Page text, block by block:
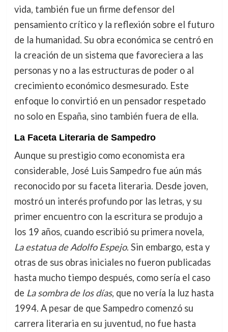
vida, también fue un firme defensor del
pensamiento crítico y la reflexión sobre el futuro
de la humanidad. Su obra económica se centró en
la creación de un sistema que favoreciera a las
personas y no a las estructuras de poder o al
crecimiento económico desmesurado. Este
enfoque lo convirtió en un pensador respetado
no solo en España, sino también fuera de ella.
La Faceta Literaria de Sampedro
Aunque su prestigio como economista era
considerable, José Luis Sampedro fue aún más
reconocido por su faceta literaria. Desde joven,
mostró un interés profundo por las letras, y su
primer encuentro con la escritura se produjo a
los 19 años, cuando escribió su primera novela,
La estatua de Adolfo Espejo. Sin embargo, esta y
otras de sus obras iniciales no fueron publicadas
hasta mucho tiempo después, como sería el caso
de La sombra de los días, que no vería la luz hasta
1994. A pesar de que Sampedro comenzó su
carrera literaria en su juventud, no fue hasta